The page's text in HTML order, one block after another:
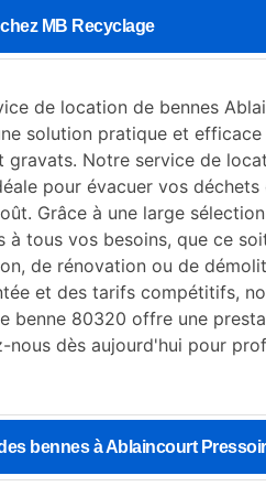
MB Recyclage
de location de bennes
solution pratique et
gravats. Notre service de
pour évacuer vos
Grâce à une large
à tous vos besoins, que ce
de rénovation ou de
et des tarifs compétitifs,
benne 80320 offre une
nous dès aujourd'hui pour
bennes à Ablaincourt